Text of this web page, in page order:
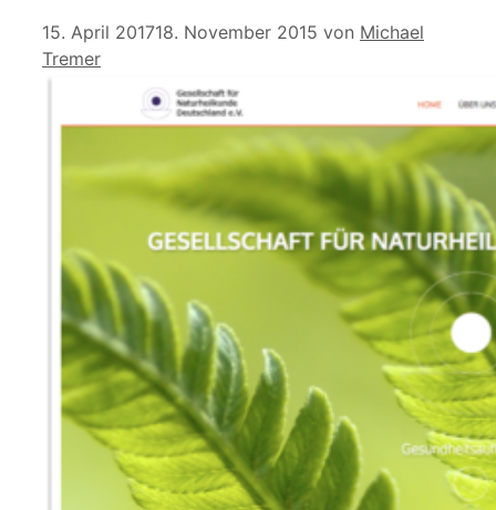
15. April 201718. November 2015 von Michael
Tremer